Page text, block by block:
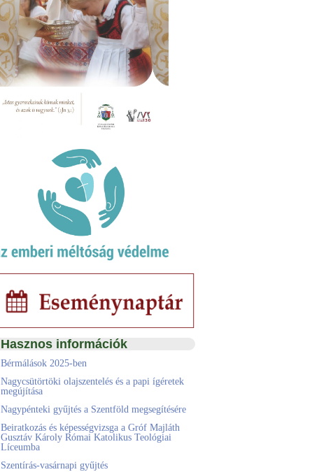
Hasznos információk
Bérmálások 2025-ben
Nagycsütörtöki olajszentelés és a papi ígéretek
megújítása
Nagypénteki gyűjtés a Szentföld megsegítésére
Beiratkozás és képességvizsga a Gróf Majláth
Gusztáv Károly Római Katolikus Teológiai
Líceumba
Szentírás-vasárnapi gyűjtés